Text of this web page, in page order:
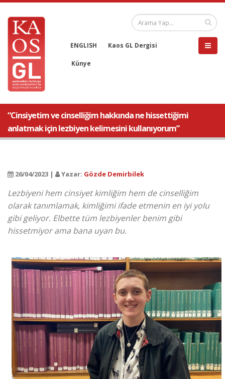
ENGLISH Kaos GL Dergisi
Künye
“Cinsiyetim ve cinselliğim hakkında ne hissettiğimi
anlatmak için lezbiyen kelimesini kullanıyorum”
26/04/2023 | Yazar: Gözde Demirbilek
Lezbiyeni hem cinsiyet kimliğim hem de cinselliğim
olarak tanımlamak, kimliğimi ifade etmenin en iyi yolu
gibi geliyor. Elbette tüm lezbiyenler benim gibi
hissetmiyor ama bana uyan bu.